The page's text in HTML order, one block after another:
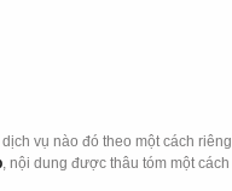
vụ nào đó theo một cách riêng
, nội dung được thâu tóm một cách